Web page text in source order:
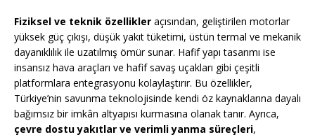
Fiziksel ve teknik özellikler açısından, geliştirilen motorlar
yüksek güç çıkışı, düşük yakıt tüketimi, üstün termal ve mekanik
dayanıklılık ile uzatılmış ömür sunar. Hafif yapı tasarımı ise
insansız hava araçları ve hafif savaş uçakları gibi çeşitli
platformlara entegrasyonu kolaylaştırır. Bu özellikler,
Türkiye’nin savunma teknolojisinde kendi öz kaynaklarına dayalı
bağımsız bir imkân altyapısı kurmasına olanak tanır. Ayrıca,
çevre dostu yakıtlar ve verimli yanma süreçleri,